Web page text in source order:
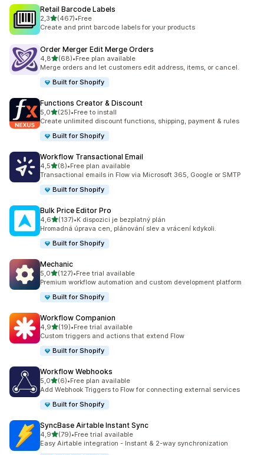
Retail Barcode Labels
2,3z 5 hvězd
(467)
Celkový počet recenzí: 467
•Free
Create and print barcode labels for your products
Order Merger Edit Merge Orders
4,8z 5 hvězd
(68)
Celkový počet recenzí: 68
•Free plan available
Merge orders and let customers edit address, items, or cancel.
Built for Shopify
Functions Creator & Discount
5,0z 5 hvězd
(25)
Celkový počet recenzí: 25
•Free to install
Create unlimited discount functions, shipping, payment & rules
Built for Shopify
Workflow Transactional Email
4,5z 5 hvězd
(8)
Celkový počet recenzí: 8
•Free plan available
Transactional emails in Flow via Microsoft 365, Google or SMTP
Built for Shopify
Bulk Price Editor Pro
4,6z 5 hvězd
(137)
Celkový počet recenzí: 137
•K dispozici je bezplatný plán
Hromadná úprava cen, plánování slev a vrácení kdykoli.
Built for Shopify
Mechanic
5,0z 5 hvězd
(127)
Celkový počet recenzí: 127
•Free trial available
Premium workflow automation and custom development platform
Built for Shopify
Workflow Companion
4,9z 5 hvězd
(19)
Celkový počet recenzí: 19
•Free trial available
Custom triggers and actions that extend Flow
Built for Shopify
Workflow Webhooks
5,0z 5 hvězd
(6)
Celkový počet recenzí: 6
•Free plan available
Add Webhook Triggers to Flow for connecting external services
Built for Shopify
SyncBase Airtable Instant Sync
4,9z 5 hvězd
(79)
Celkový počet recenzí: 79
•Free trial available
Easy Airtable integration - Instant & 2-way synchronization